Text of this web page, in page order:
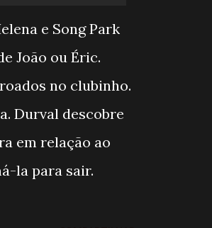
e Song Park
João ou Éric.
no clubinho.
Durval descobre
em relação ao
la para sair.